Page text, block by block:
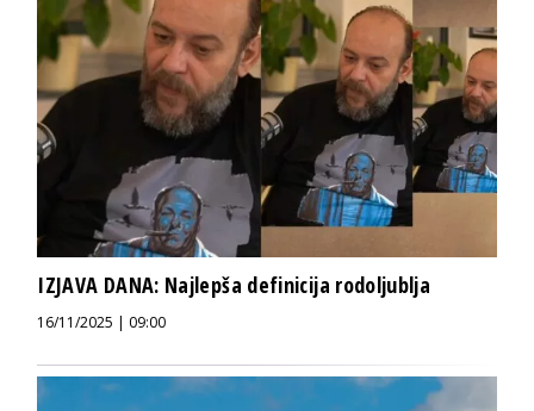
IZJAVA DANA: Najlepša definicija rodoljublja
16/11/2025 | 09:00